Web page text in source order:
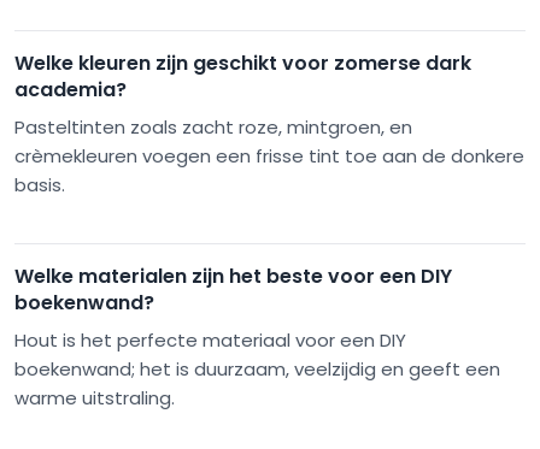
Welke kleuren zijn geschikt voor zomerse dark
academia?
Pasteltinten zoals zacht roze, mintgroen, en
crèmekleuren voegen een frisse tint toe aan de donkere
basis.
Welke materialen zijn het beste voor een DIY
boekenwand?
Hout is het perfecte materiaal voor een DIY
boekenwand; het is duurzaam, veelzijdig en geeft een
warme uitstraling.